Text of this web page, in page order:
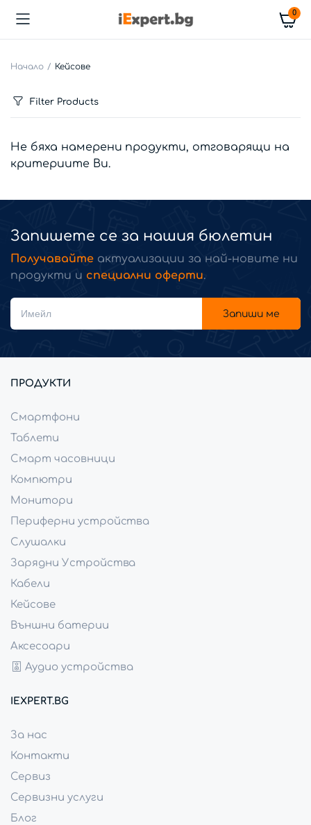
0
Начало Кейсове
Filter Products
Не бяха намерени продукти, отговарящи на
критериите Ви.
Запишете се за нашия бюлетин
Получавайтеактуализации за най-новите ни
продукти и специални оферти.
Запиши ме
ПРОДУКТИ
Смартфони
Таблети
Смарт часовници
Компютри
Монитори
Периферни устройства
Слушалки
Зарядни Устройства
Кабели
Кейсове
Външни батерии
Аксесоари
Аудио устройства
IEXPERT.BG
За нас
Контакти
Сервиз
Сервизни услуги
Блог